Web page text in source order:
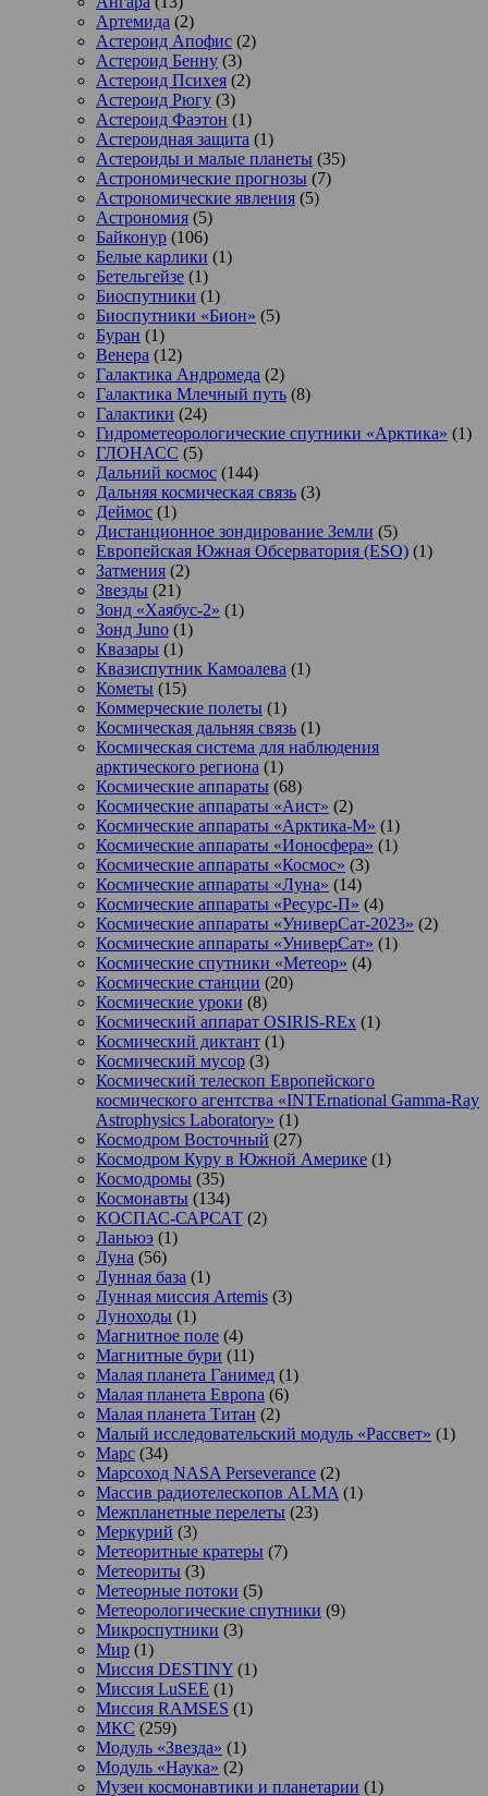
Артемида (2)
Астероид Апофис (2)
Астероид Бенну (3)
Астероид Психея (2)
Астероид Рюгу (3)
Астероид Фаэтон (1)
Астероидная защита (1)
Астероиды и малые планеты (35)
Астрономические прогнозы (7)
Астрономические явления (5)
Астрономия (5)
Байконур (106)
Белые карлики (1)
Бетельгейзе (1)
Биоспутники (1)
Биоспутники «Бион» (5)
Буран (1)
Венера (12)
Галактика Андромеда (2)
Галактика Млечный путь (8)
Галактики (24)
Гидрометеорологические спутники «Арктика» (1)
ГЛОНАСС (5)
Дальний космос (144)
Дальняя космическая связь (3)
Деймос (1)
Дистанционное зондирование Земли (5)
Европейская Южная Обсерватория (ESO) (1)
Затмения (2)
Звезды (21)
Зонд «Хаябус-2» (1)
Зонд Juno (1)
Квазары (1)
Квазиспутник Камоалева (1)
Кометы (15)
Коммерческие полеты (1)
Космическая дальняя связь (1)
Космическая система для наблюдения
арктического региона (1)
Космические аппараты (68)
Космические аппараты «Аист» (2)
Космические аппараты «Арктика-М» (1)
Космические аппараты «Ионосфера» (1)
Космические аппараты «Космос» (3)
Космические аппараты «Луна» (14)
Космические аппараты «Ресурс-П» (4)
Космические аппараты «УниверСат-2023» (2)
Космические аппараты «УниверСат» (1)
Космические спутники «Метеор» (4)
Космические станции (20)
Космические уроки (8)
Космический аппарат OSIRIS-REx (1)
Космический диктант (1)
Космический мусор (3)
Космический телескоп Европейского
космического агентства «INTErnational Gamma-Ray
Astrophysics Laboratory» (1)
Космодром Восточный (27)
Космодром Куру в Южной Америке (1)
Космодромы (35)
Космонавты (134)
КОСПАС-САРСАТ (2)
Ланьюэ (1)
Луна (56)
Лунная база (1)
Лунная миссия Artemis (3)
Луноходы (1)
Магнитное поле (4)
Магнитные бури (11)
Малая планета Ганимед (1)
Малая планета Европа (6)
Малая планета Титан (2)
Малый исследовательский модуль «Рассвет» (1)
Марс (34)
Марсоход NASA Perseverance (2)
Массив радиотелескопов ALMA (1)
Межпланетные перелеты (23)
Меркурий (3)
Метеоритные кратеры (7)
Метеориты (3)
Метеорные потоки (5)
Метеорологические спутники (9)
Микроспутники (3)
Мир (1)
Миссия DESTINY (1)
Миссия LuSEE (1)
Миссия RAMSES (1)
МКС (259)
Модуль «Звезда» (1)
Модуль «Наука» (2)
Музеи космонавтики и планетарии (1)